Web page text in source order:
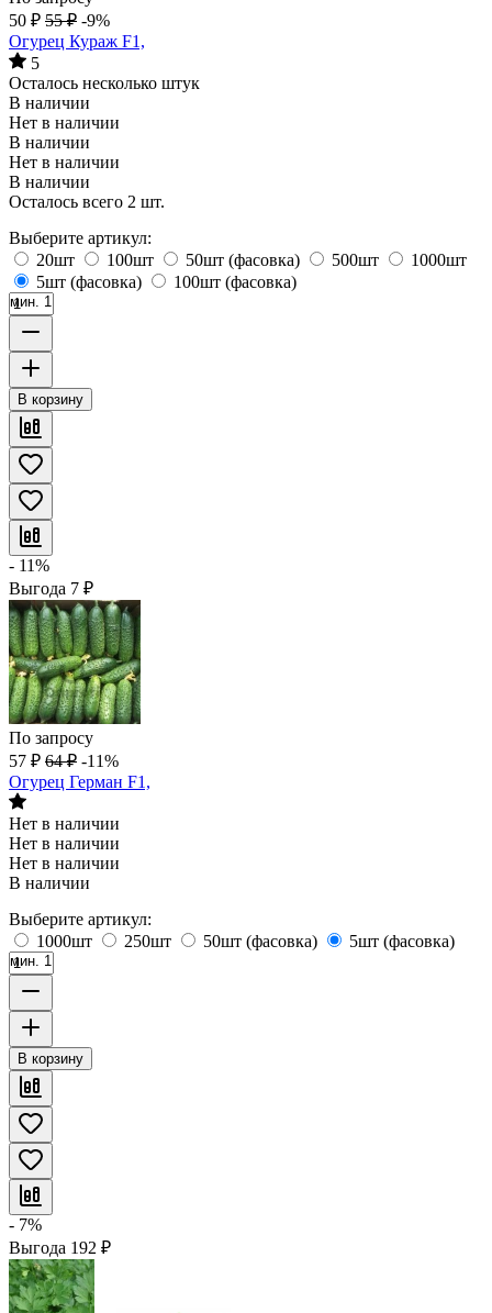
50 ₽ 55 ₽ -9%
Огурец Кураж F1,
5
Осталось несколько штук
В наличии
Нет в наличии
В наличии
Нет в наличии
В наличии
Осталось всего 2 шт.
Выберите артикул:
20шт
100шт 50шт (фасовка) 500шт
1000шт
5шт (фасовка)
100шт (фасовка)
мин. 1
В корзину
- 11%
Выгода 7 ₽
По запросу
57 ₽ 64 ₽ -11%
Огурец Герман F1,
Нет в наличии
Нет в наличии
Нет в наличии
В наличии
Выберите артикул:
1000шт
250шт 50шт (фасовка) 5шт (фасовка)
мин. 1
В корзину
- 7%
Выгода 192 ₽